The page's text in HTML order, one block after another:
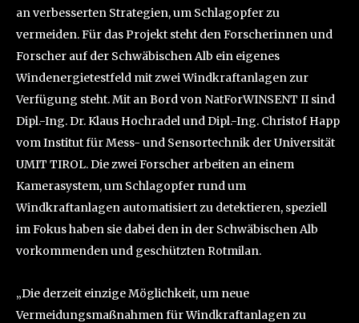
an verbesserten Strategien, um Schlagopfer zu
vermeiden. Für das Projekt steht den Forscherinnen und
Forscher auf der Schwäbischen Alb ein eigenes
Windenergietestfeld mit zwei Windkraftanlagen zur
Verfügung steht. Mit an Bord von NatForWINSENT II sind
Dipl.-Ing. Dr. Klaus Hochradel und Dipl.-Ing. Christof Happ
vom Institut für Mess- und Sensortechnik der Universität
UMIT TIROL. Die zwei Forscher arbeiten an einem
Kamerasystem, um Schlagopfer rund um
Windkraftanlagen automatisiert zu detektieren, speziell
im Fokus haben sie dabei den in der Schwäbischen Alb
vorkommenden und geschützten Rotmilan.
„Die derzeit einzige Möglichkeit, um neue
Vermeidungsmaßnahmen für Windkraftanlagen zu